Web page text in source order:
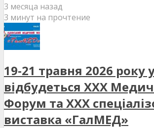
3 месяца назад
3 минут на прочтение
19-21 травня 2026 року
відбудеться XXX
Форум та XXX
виставка «ГалМЕД»